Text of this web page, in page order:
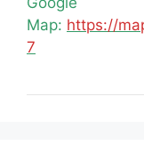
Map: https://
7